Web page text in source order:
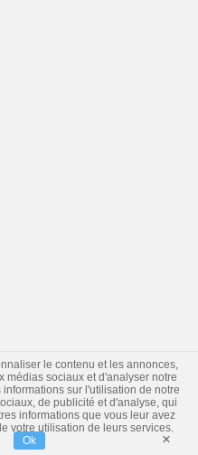
le contenu et les annonces,
médias sociaux et d'analyser notre
sur l'utilisation de notre
de publicité et d'analyse, qui
informations que vous leur avez
votre utilisation de leurs services.
Ok ×